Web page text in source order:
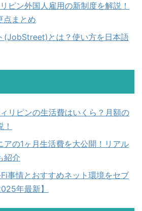
ピン外国人雇用の新制度を解説！
点まとめ
(JobStreet)とは？使い方を日本語
リピンの生活費はいくら？月額の
アの1ヶ月生活費を大公開！リアル
紹介
事情とおすすめネット環境をセブ
年最新】